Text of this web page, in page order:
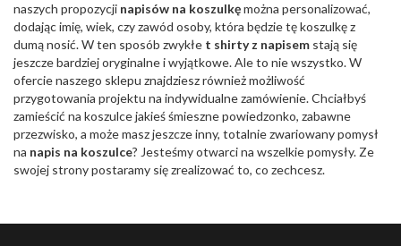
naszych propozycji napisów na koszulkęmożna personalizować,
dodając imię, wiek, czy zawód osoby, która będzie tę koszulkę z
dumą nosić. W ten sposób zwykłe t shirty z napisem stają się
jeszcze bardziej oryginalne i wyjątkowe. Ale to nie wszystko. W
ofercie naszego sklepu znajdziesz również możliwość
przygotowania projektu na indywidualne zamówienie. Chciałbyś
zamieścić na koszulce jakieś śmieszne powiedzonko, zabawne
przezwisko, a może masz jeszcze inny, totalnie zwariowany pomysł
na napis na koszulce? Jesteśmy otwarci na wszelkie pomysły. Ze
swojej strony postaramy się zrealizować to, co zechcesz.